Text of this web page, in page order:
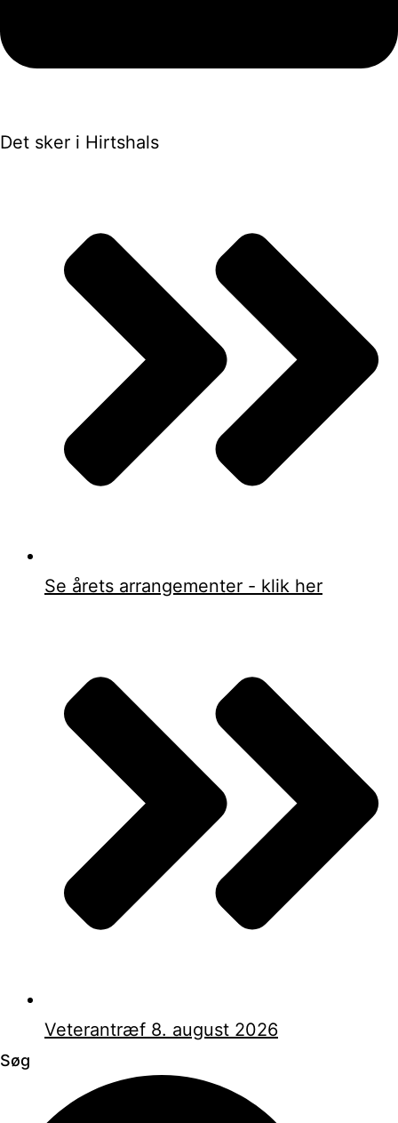
Det sker i Hirtshals
Se årets arrangementer - klik her
Veterantræf 8. august 2026
Søg